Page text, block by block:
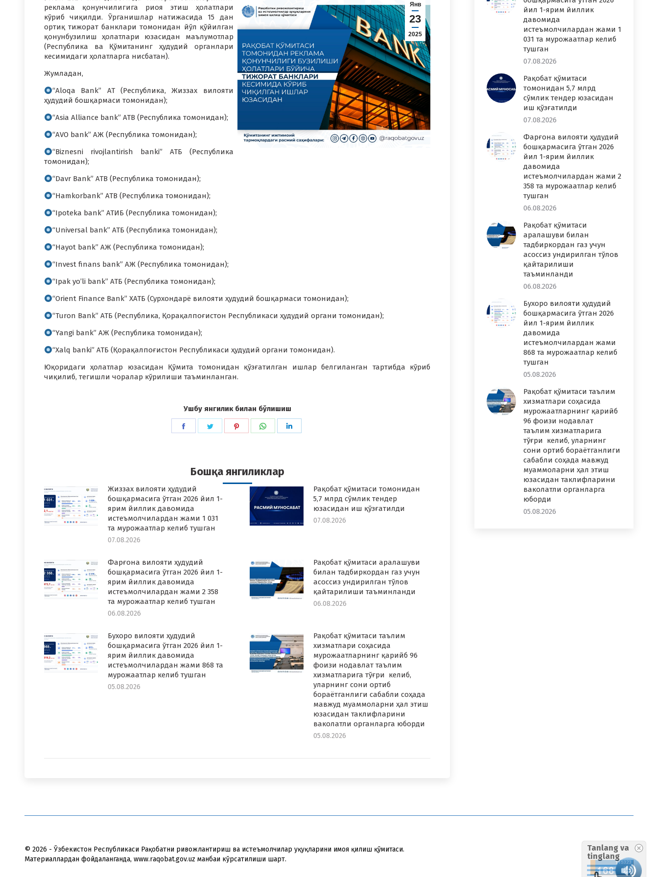
Янв
23
2025
реклама қонунчилигига риоя этиш ҳолатлари
кўриб чиқилди. Ўрганишлар натижасида 15 дан
ортиқ тижорат банклари томонидан йўл қўйилган
қонунбузилиш ҳолатлари юзасидан маълумотлар
(Республика ва Қўмитанинг ҳудудий органлари
кесимидаги ҳолатларга нисбатан).
Жумладан,
“Aloqa Bank” АТ (Республика, Жиззах вилояти
ҳудудий бошқармаси томонидан);
“Asia Alliance bank” ATB (Республика томонидан);
“AVO bank” АЖ (Республика томонидан);
“Biznesni rivojlantirish banki” АТБ (Республика
томонидан);
“Davr Bank” ATB (Республика томонидан);
“Hamkorbank” ATB (Республика томонидан);
“Ipoteka bank” АТИБ (Республика томонидан);
“Universal bank” АТБ (Республика томонидан);
“Hayot bank” АЖ (Республика томонидан);
“Invest finans bank” АЖ (Республика томонидан);
“Ipak yo’li bank” АТБ (Республика томонидан);
“Orient Finance Bank” ХАТБ (Сурхондарё вилояти ҳудудий бошқармаси томонидан);
“Turon Bank” АТБ (Республика, Қорақалпоғистон Республикаси ҳудудий органи томонидан);
“Yangi bank” АЖ (Республика томонидан);
“Xalq banki” АТБ (Қорақалпоғистон Республикаси ҳудудий органи томонидан).
Юқоридаги ҳолатлар юзасидан Қўмита томонидан қўзғатилган ишлар белгиланган тартибда кўриб
чиқилиб, тегишли чоралар кўрилиши таъминланган.
Ушбу янгилик билан бўлишиш
Share
Share
Share
Share
Бошқа янгиликлар
Жиззах вилояти ҳудудий
бошқармасига ўтган 2026 йил 1-
ярим йиллик давомида
истеъмолчилардан жами 1 031
та мурожаатлар келиб тушган
07.08.2026
Рақобат қўмитаси томонидан
5,7 млрд сўмлик тендер
юзасидан иш қўзғатилди
07.08.2026
Фарғона вилояти ҳудудий
бошқармасига ўтган 2026 йил 1-
ярим йиллик давомида
истеъмолчилардан жами 2 358
та мурожаатлар келиб тушган
06.08.2026
Рақобат қўмитаси аралашуви
билан тадбиркордан газ учун
асоссиз ундирилган тўлов
қайтарилиши таъминланди
06.08.2026
Бухоро вилояти ҳудудий
бошқармасига ўтган 2026 йил 1-
ярим йиллик давомида
истеъмолчилардан жами 868 та
мурожаатлар келиб тушган
05.08.2026
Рақобат қўмитаси таълим
хизматлари соҳасида
мурожаатларнинг қарийб 96
фоизи нодавлат таълим
хизматларига тўғри келиб,
уларнинг сони ортиб
бораётганлиги сабабли соҳада
мавжуд муаммоларни ҳал этиш
юзасидан таклифларини
ваколатли органларга юборди
05.08.2026
йил 1-ярим йиллик
давомида
истеъмолчилардан жами 1
031 та мурожаатлар келиб
тушган
07.08.2026
Рақобат қўмитаси
томонидан 5,7 млрд
сўмлик тендер юзасидан
иш қўзғатилди
07.08.2026
Фарғона вилояти ҳудудий
бошқармасига ўтган 2026
йил 1-ярим йиллик
давомида
истеъмолчилардан жами 2
358 та мурожаатлар келиб
тушган
06.08.2026
Рақобат қўмитаси
аралашуви билан
тадбиркордан газ учун
асоссиз ундирилган тўлов
қайтарилиши
таъминланди
06.08.2026
Бухоро вилояти ҳудудий
бошқармасига ўтган 2026
йил 1-ярим йиллик
давомида
истеъмолчилардан жами
868 та мурожаатлар келиб
тушган
05.08.2026
Рақобат қўмитаси таълим
хизматлари соҳасида
мурожаатларнинг қарийб
96 фоизи нодавлат
таълим хизматларига
тўғри келиб, уларнинг
сони ортиб бораётганлиги
сабабли соҳада мавжуд
муаммоларни ҳал этиш
юзасидан таклифларини
ваколатли органларга
юборди
05.08.2026
© 2026 - Ўзбекистон Республикаси Рақобатни ривожлантириш ва истеъмолчилар ҳуқуқларини ҳимоя қилиш қўмитаси.
Материаллардан фойдаланганда, www.raqobat.gov.uz манбаи кўрсатилиши шарт.
Tanlang va
tinglang